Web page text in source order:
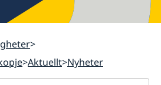
Aktuellt Nyheter